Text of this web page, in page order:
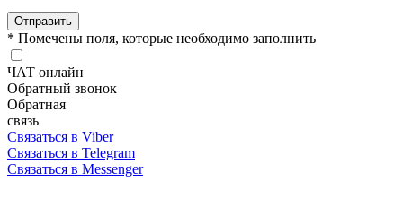
Отправить
* Помечены поля, которые необходимо заполнить
ЧАТ онлайн
Обратный звонок
Обратная
связь
Связаться в Viber
Связаться в Telegram
Связаться в Messenger